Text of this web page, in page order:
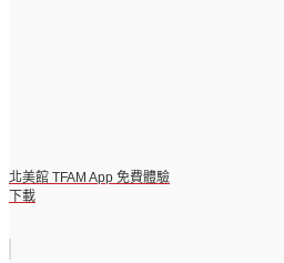
北美館 TFAM App 免費體驗
下載